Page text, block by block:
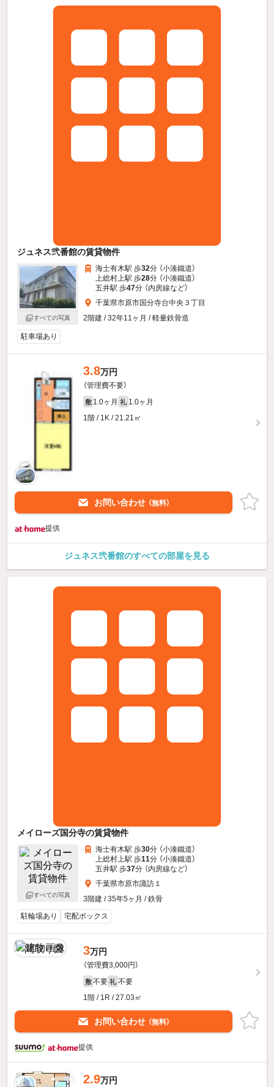
ジュネス弐番館の賃貸物件
すべての写真
海士有木駅 歩32分 （小湊鐵道）
上総村上駅 歩28分 （小湊鐵道）
五井駅 歩47分 （内房線など）
千葉県市原市国分寺台中央３丁目
2階建 / 32年11ヶ月 / 軽量鉄骨造
駐車場あり
3.8万円
（管理費不要）
敷 1.0ヶ月 礼 1.0ヶ月
1階 / 1K / 21.21㎡
お問い合わせ （無料）
提供
ジュネス弐番館のすべての部屋を見る
メイローズ国分寺の賃貸物件
すべての写真
海士有木駅 歩30分 （小湊鐵道）
上総村上駅 歩11分 （小湊鐵道）
五井駅 歩37分 （内房線など）
千葉県市原市諏訪１
3階建 / 35年5ヶ月 / 鉄骨
駐輪場あり
宅配ボックス
3万円
（管理費3,000円）
敷 不要 礼 不要
1階 / 1R / 27.03㎡
お問い合わせ （無料）
提供
2.9万円